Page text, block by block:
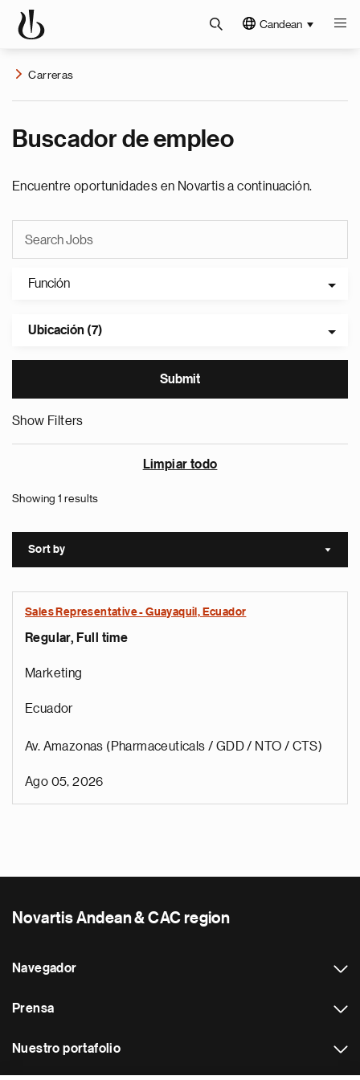
Candean
Carreras
Buscador de empleo
Encuentre oportunidades en Novartis a continuación.
Función
Ubicación (7)
Show Filters
Limpiar todo
Showing 1 results
Sort by Sort
Sales Representative - Guayaquil, Ecuador
Regular, Full time
Marketing
Ecuador
Av. Amazonas (Pharmaceuticals / GDD / NTO / CTS)
Ago 05, 2026
Novartis Andean & CAC region
Navegador
Prensa
Nuestro portafolio